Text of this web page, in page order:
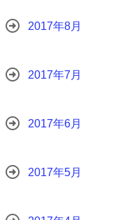
2017年8月
2017年7月
2017年6月
2017年5月